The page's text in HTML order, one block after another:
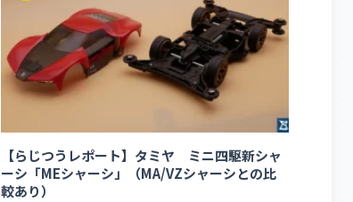
【らじつうレポート】タミヤ ミニ四駆新シャ
ーシ「MEシャーシ」（MA/VZシャーシとの比
較あり）